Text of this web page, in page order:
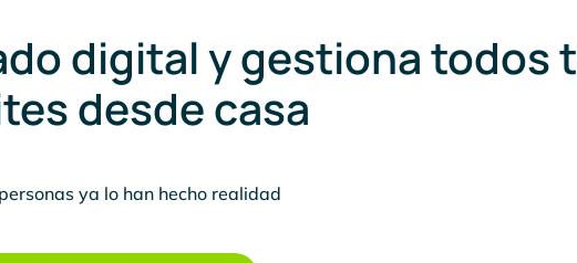
digital y gestiona todos
desde casa
ya lo han hecho realidad